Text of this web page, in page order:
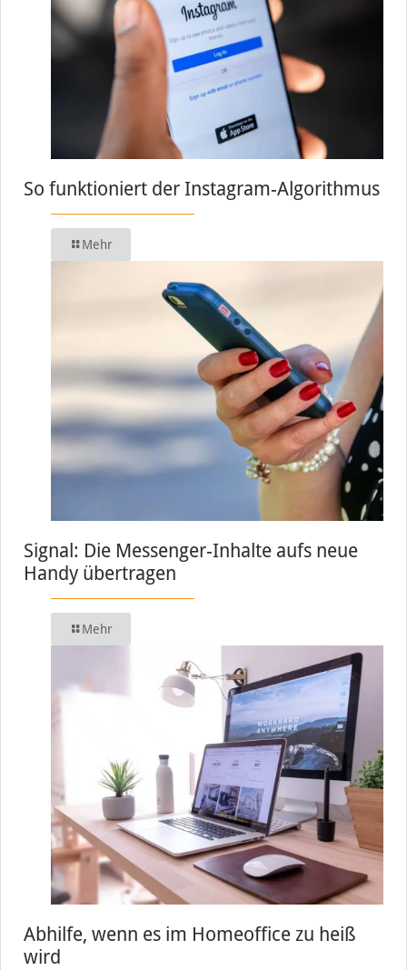
So funktioniert der Instagram-Algorithmus
Mehr
Signal: Die Messenger-Inhalte aufs neue
Handy übertragen
Mehr
Abhilfe, wenn es im Homeoffice zu heiß
wird